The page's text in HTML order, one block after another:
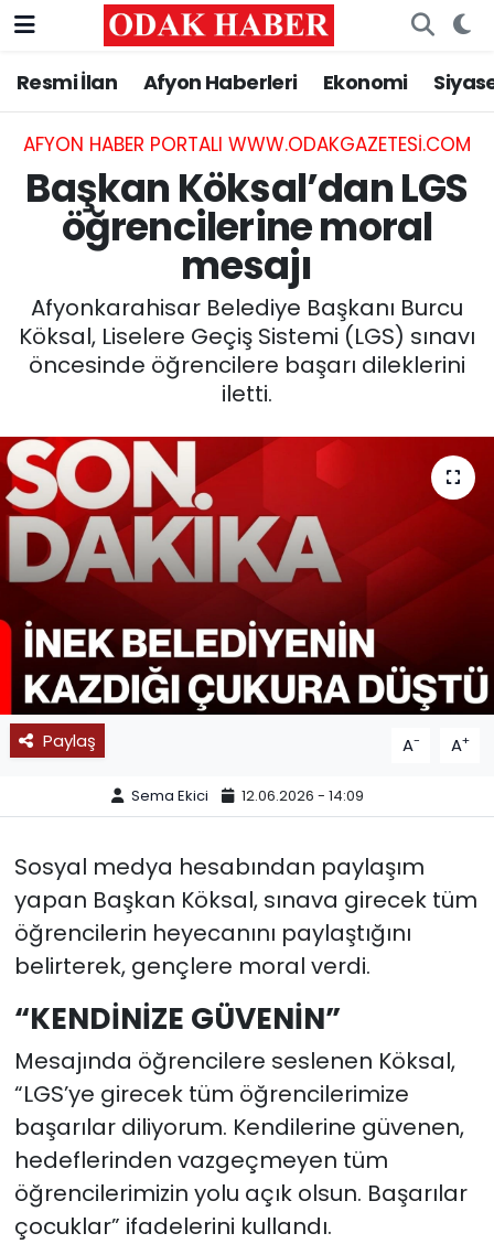
Resmi İlan Afyon Haberleri Ekonomi
AFYON HABER PORTALI WWW.ODAKGAZETESI.COM
Başkan Köksal’dan LGS
öğrencilerine moral
mesajı
Afyonkarahisar Belediye Başkanı Burcu
Köksal, Liselere Geçiş Sistemi (LGS) sınavı
öncesinde öğrencilere başarı dileklerini
iletti.
Paylaş A- A+
Sema Ekici 12.06.2026 - 14:09
Sosyal medya hesabından paylaşım
yapan Başkan Köksal, sınava girecek tüm
öğrencilerin heyecanını paylaştığını
belirterek, gençlere moral verdi.
“KENDİNİZE GÜVENİN”
Mesajında öğrencilere seslenen Köksal,
“LGS’ye girecek tüm öğrencilerimize
başarılar diliyorum. Kendilerine güvenen,
hedeflerinden vazgeçmeyen tüm
öğrencilerimizin yolu açık olsun. Başarılar
çocuklar” ifadelerini kullandı.
AFYONKARAHİSAR HABERLERİ
Resmi İlan
ASAYİŞ
GÜNCEL
SİYASET
EĞİTİM
SAĞLIK
SPOR
11:11 MANŞET
Nöbetçi Eczaneler
Hava Durumu
Trafik Durumu
Süper Lig Puan Durumu ve Fikstür
Tüm Manşetler
Son Dakika Haberleri